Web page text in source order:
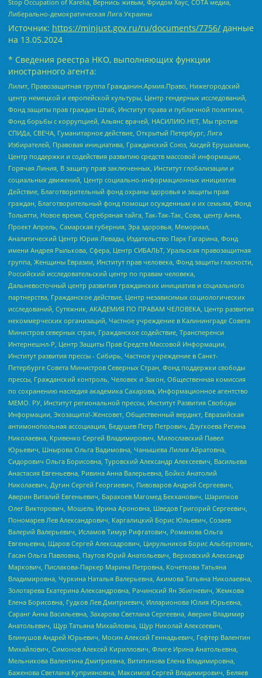
Stop Occupation of Karelia, Вернись живым, Фридом Хаус, СОТА медиа,
Либерально-демократическая Лига Украины
Источник: https://minjust.gov.ru/ru/documents/7756/ данные
на 13.05.2024
* Сведения реестра НКО, выполняющих функции
иностранного агента:
Лилит, Правозащитная группа Гражданин.Армия.Право, Нижегородский
центр немецкой и европейской культуры, Центр гендерных исследований,
Фонд защиты прав граждан Штаб, Институт права и публичной политики,
Фонд борьбы с коррупцией, Альянс врачей, НАСИЛИЮ.НЕТ, Мы против
СПИДа, СВЕЧА, Гуманитарное действие, Открытый Петербург, Лига
Избирателей, Правовая инициатива, Гражданский Союз, Хасдей Ерушалаим,
Центр поддержки и содействия развитию средств массовой информации,
Горячая Линия, В защиту прав заключенных, Институт глобализации и
социальных движений, Центр социально-информационных инициатив
Действие, Благотворительный фонд охраны здоровья и защиты прав
граждан, Благотворительный фонд помощи осужденным и их семьям, Фонд
Тольятти, Новое время, Серебряная тайга, Так-Так-Так, Сова, центр Анна,
Проект Апрель, Самарская губерния, Эра здоровья, Мемориал,
Аналитический Центр Юрия Левады, Издательство Парк Гагарина, Фонд
имени Андрея Рылькова, Сфера, Центр СИБАЛЬТ, Уральская правозащитная
группа, Женщины Евразии, Институт прав человека, Фонд защиты гласности,
Российский исследовательский центр по правам человека,
Дальневосточный центр развития гражданских инициатив и социального
партнерства, Гражданское действие, Центр независимых социологических
исследований, Сутяжник, АКАДЕМИЯ ПО ПРАВАМ ЧЕЛОВЕКА, Центр развития
некоммерческих организаций, Частное учреждение в Калининграде Совета
Министров северных стран, Гражданское содействие, Трансперенси
Интернешнл-Р, Центр Защиты Прав Средств Массовой Информации,
Институт развития прессы - Сибирь, Частное учреждение в Санкт-
Петербурге Совета Министров Северных Стран, Фонд поддержки свободы
прессы, Гражданский контроль, Человек и Закон, Общественная комиссия
по сохранению наследия академика Сахарова, Информационное агентство
МЕМО. РУ, Институт региональной прессы, Институт Развития Свободы
Информации, Экозащита!-Женсовет, Общественный вердикт, Евразийская
антимонопольная ассоциация, Бедушев Петр Петрович, Дзугкоева Регина
Николаевна, Кривенко Сергей Владимирович, Милославский Павел
Юрьевич, Шнырова Ольга Вадимовна, Чанышева Лилия Айратовна,
Сидорович Ольга Борисовна, Туровский Александр Алексеевич, Васильева
Анастасия Евгеньевна, Ривина Анна Валерьевна, Бойко Анатолий
Николаевич, Дугин Сергей Георгиевич, Пивоваров Андрей Сергеевич,
Аверин Виталий Евгеньевич, Барахоев Магомед Бекханович, Шарипков
Олег Викторович, Мошель Ирина Ароновна, Шведов Григорий Сергеевич,
Пономарев Лев Александрович, Каргалицкий Борис Юльевич, Созаев
Валерий Валерьевич, Исламов Тимур Рифгатович, Романова Ольга
Евгеньевна, Щаров Сергей Алексадрович, Цирульников Борис Альбертович,
Гасан Ольга Павловна, Паутов Юрий Анатольевич, Верховский Александр
Маркович, Пислакова-Паркер Марина Петровна, Кочеткова Татьяна
Владимировна, Чуркина Наталья Валерьевна, Акимова Татьяна Николаевна,
Золотарева Екатерина Александровна, Рачинский Ян Збигневич, Жемкова
Елена Борисовна, Гудков Лев Дмитриевич, Илларионова Юлия Юрьевна,
Саранг Анна Васильевна, Захарова Светлана Сергеевна, Аверин Владимир
Анатольевич, Щур Татьяна Михайловна, Щур Николай Алексеевич,
Блинушов Андрей Юрьевич, Мосин Алексей Геннадьевич, Гефтер Валентин
Михайлович, Симонов Алексей Кириллович, Флиге Ирина Анатольевна,
Мельникова Валентина Дмитриевна, Вититинова Елена Владимировна,
Баженова Светлана Куприяновна, Максимов Сергей Владимирович, Беляев